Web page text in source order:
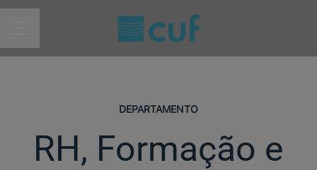
MENU DE CARREIRAS
DEPARTAMENTO
RH, Formação e